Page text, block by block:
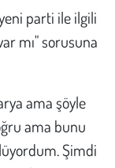
parti ile ilgili
mı" sorusuna
ama şöyle
ama bunu
Şimdi